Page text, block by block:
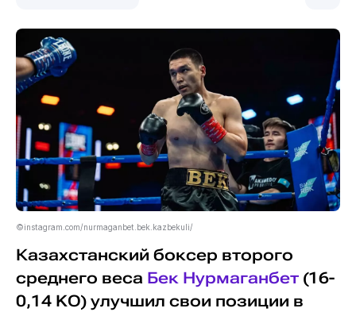
©instagram.com/nurmaganbet.bek.kazbekuli/
Казахстанский боксер второго
среднего веса Бек Нурмаганбет(16-
0,14 KO) улучшил свои позиции в